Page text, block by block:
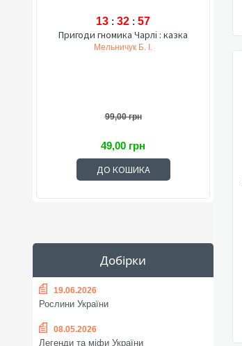
13 : 32 : 56
Пригоди гномика Чарлі : казка
Мельничук Б. І.
99,00 грн
49,00 грн
ДО КОШИКА
Добірки
19.06.2026
Рослини України
08.05.2026
Легенди та міфи України